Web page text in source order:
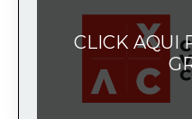
CLICK AQUI